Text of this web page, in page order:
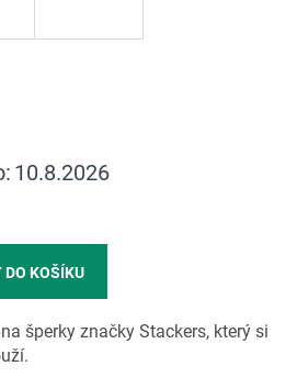
10.8.2026
DO KOŠÍKU
šperky značky Stackers, který si